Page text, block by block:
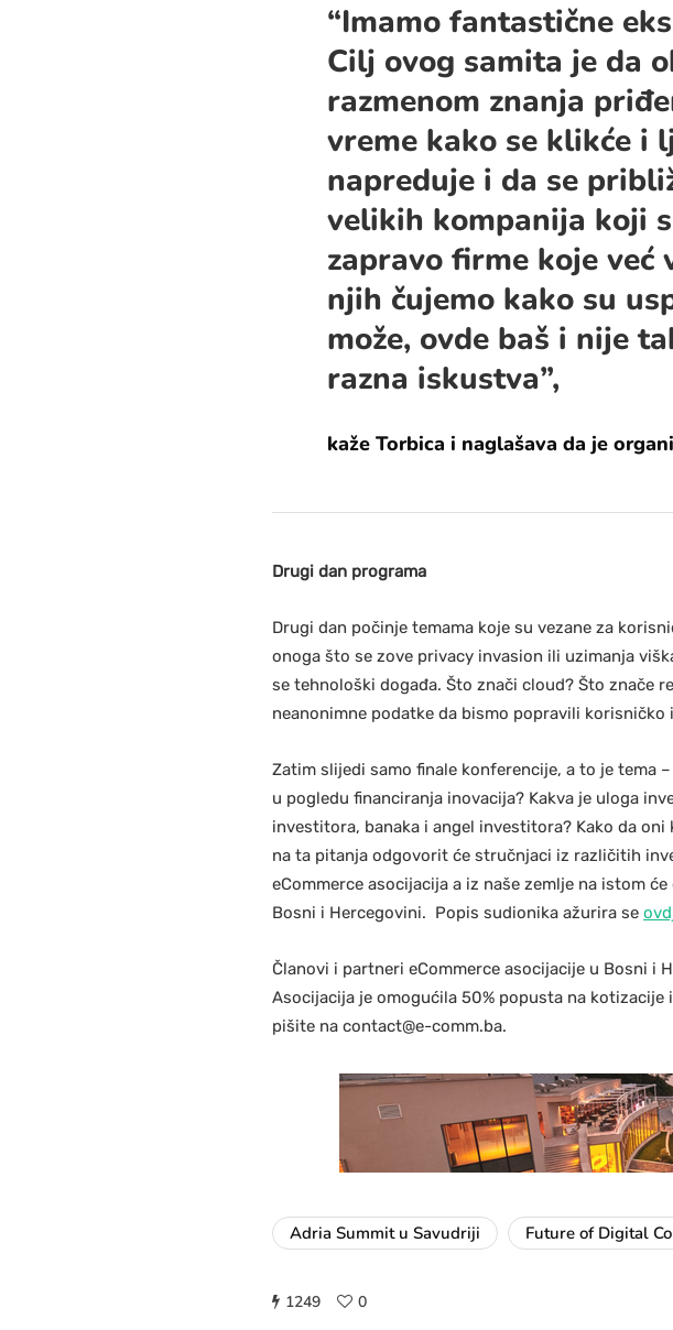
“Imamo fantastične
Cilj ovog samita je da
razmenom znanja
vreme kako se klikće i
napreduje i da se
velikih kompanija koji
zapravo firme koje
njih čujemo kako su
može, ovde baš i nije
razna iskustva”,
kaže Torbica i naglašava da je
Drugi dan programa
Drugi dan počinje temama koje su vezane za
onoga što se zove privacy invasion ili uzimanja
se tehnološki događa. Što znači cloud? Što znače
neanonimne podatke da bismo popravili
Zatim slijedi samo finale konferencije, a to je tema
u pogledu financiranja inovacija? Kakva je uloga
investitora, banaka i angel investitora? Kako da
na ta pitanja odgovorit će stručnjaci iz različitih
eCommerce asocijacija a iz naše zemlje na istom
Bosni i Hercegovini. Popis sudionika ažurira se
Članovi i partneri eCommerce asocijacije u Bosni i
Asocijacija je omogućila 50% popusta na
pišite na contact@e-comm.ba.
Adria Summit u Savudriji Future of Digital
1249 0